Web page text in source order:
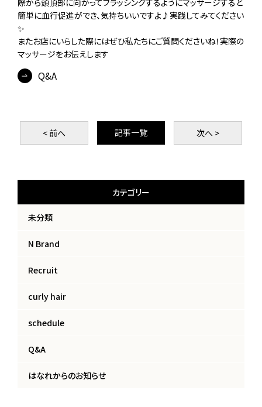
際から頭頂部に向かってブラッシングするようにマッサージすると
簡単に血行促進ができ、気持ちいいですよ♪実践してみてください
✨
またお店にいらした際にはぜひ私たちにご質問くださいね！実際の
マッサージをお伝えします
Q&A
< 前へ 記事一覧 次へ >
カテゴリー
未分類
N Brand
Recruit
curly hair
schedule
Q&A
はなれからのお知らせ